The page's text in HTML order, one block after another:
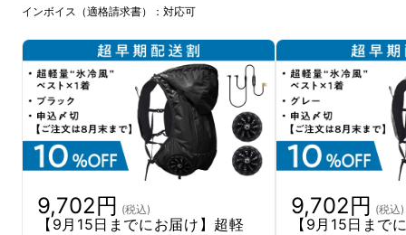
インボイス（適格請求書）：対応可
9,702円 (税込)
【9月15日までにお届け】超軽
9,702円 (税込)
【9月15日まで